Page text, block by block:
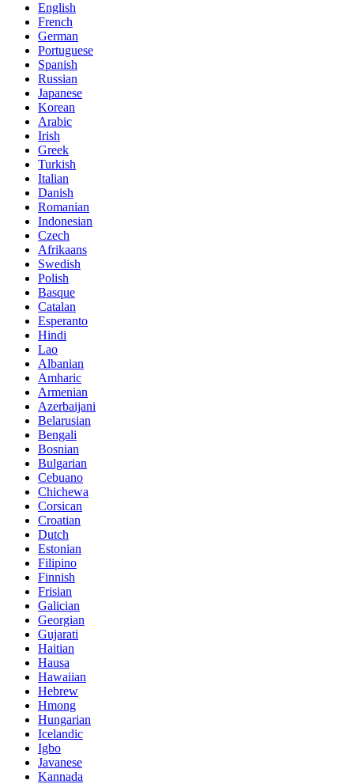
English
French
German
Portuguese
Spanish
Russian
Japanese
Korean
Arabic
Irish
Greek
Turkish
Italian
Danish
Romanian
Indonesian
Czech
Afrikaans
Swedish
Polish
Basque
Catalan
Esperanto
Hindi
Lao
Albanian
Amharic
Armenian
Azerbaijani
Belarusian
Bengali
Bosnian
Bulgarian
Cebuano
Chichewa
Corsican
Croatian
Dutch
Estonian
Filipino
Finnish
Frisian
Galician
Georgian
Gujarati
Haitian
Hausa
Hawaiian
Hebrew
Hmong
Hungarian
Icelandic
Igbo
Javanese
Kannada